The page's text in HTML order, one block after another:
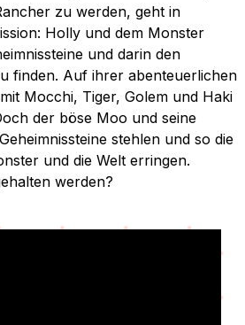
zu werden, geht in
Holly und dem Monster
und darin den
finden. Auf ihrer abenteuerlichen
Mocchi, Tiger, Golem und Haki
der böse Moo und seine
stehlen und so die
und die Welt erringen.
werden?